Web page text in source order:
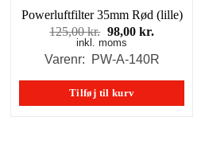
Powerluftfilter 35mm Rød (lille)
125,00kr. Den
oprindelige
pris
125,00 kr..
98,00kr.
pris
98,00 kr..
inkl. moms
Varenr: PW-A-140R
Tilføj til kurv